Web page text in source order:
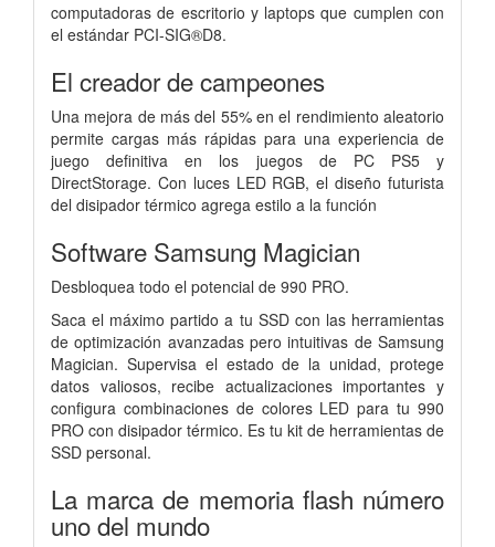
computadoras de escritorio y laptops que cumplen con
el estándar PCI-SIG®D8.
El creador de campeones
Una mejora de más del 55% en el rendimiento aleatorio
permite cargas más rápidas para una experiencia de
juego definitiva en los juegos de PC PS5 y
DirectStorage. Con luces LED RGB, el diseño futurista
del disipador térmico agrega estilo a la función
Software Samsung Magician
Desbloquea todo el potencial de 990 PRO.
Saca el máximo partido a tu SSD con las herramientas
de optimización avanzadas pero intuitivas de Samsung
Magician. Supervisa el estado de la unidad, protege
datos valiosos, recibe actualizaciones importantes y
configura combinaciones de colores LED para tu 990
PRO con disipador térmico. Es tu kit de herramientas de
SSD personal.
La marca de memoria flash número
uno del mundo